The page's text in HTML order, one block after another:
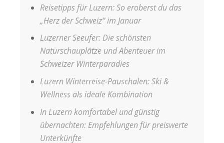
Reisetipps für Luzern: So eroberst du das
„Herz der Schweiz“ im Januar
Luzerner Seeufer: Die schönsten
Naturschauplätze und Abenteuer im
Schweizer Winterparadies
Luzern Winterreise-Pauschalen: Ski &
Wellness als ideale Kombination
In Luzern komfortabel und günstig
übernachten: Empfehlungen für preiswerte
Unterkünfte